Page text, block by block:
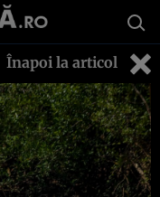
Înapoi la articol